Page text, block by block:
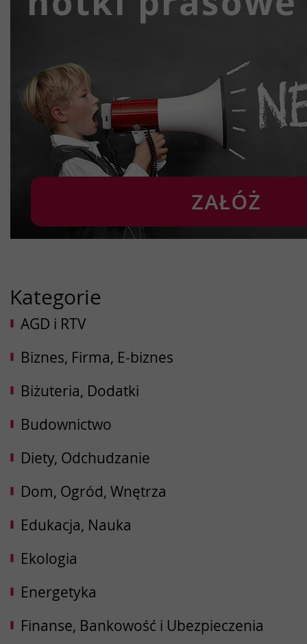
Kategorie
AGD i RTV
Biznes, Firma, E-biznes
Biżuteria, Dodatki
Budownictwo
Diety, Odchudzanie
Dom, Ogród, Wnętrza
Edukacja, Nauka
Ekologia
Energetyka
Finanse, Bankowość i Ubezpieczenia